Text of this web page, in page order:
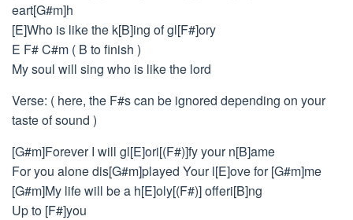
eart[G#m]h
[E]Who is like the k[B]ing of gl[F#]ory
E F# C#m ( B to finish )
My soul will sing who is like the lord
Verse: ( here, the F#s can be ignored depending on your
taste of sound )
[G#m]Forever I will gl[E]ori[(F#)]fy your n[B]ame
For you alone dis[G#m]played Your l[E]ove for [G#m]me
[G#m]My life will be a h[E]oly[(F#)] offeri[B]ng
Up to [F#]you